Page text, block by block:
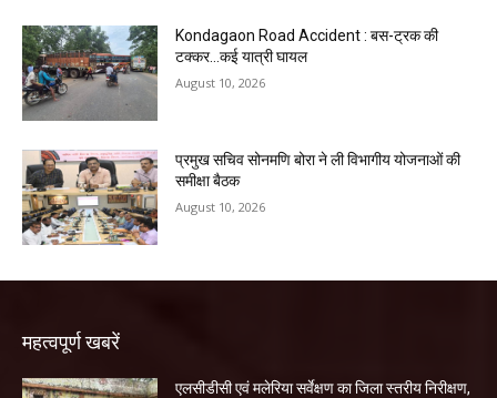
Kondagaon Road Accident : बस-ट्रक की
टक्कर…कई यात्री घायल
August 10, 2026
प्रमुख सचिव सोनमणि बोरा ने ली विभागीय योजनाओं की
समीक्षा बैठक
August 10, 2026
महत्वपूर्ण खबरें
एलसीडीसी एवं मलेरिया सर्वेक्षण का जिला स्तरीय निरीक्षण,